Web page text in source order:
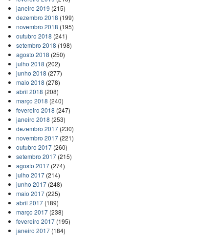
janeiro 2019 (215)
dezembro 2018 (199)
novembro 2018 (195)
outubro 2018 (241)
setembro 2018 (198)
agosto 2018 (250)
julho 2018 (202)
junho 2018 (277)
maio 2018 (278)
abril 2018 (208)
março 2018 (240)
fevereiro 2018 (247)
janeiro 2018 (253)
dezembro 2017(230)
novembro 2017(221)
outubro 2017(260)
setembro 2017(215)
agosto 2017(274)
julho 2017(214)
junho 2017(248)
maio 2017(225)
abril 2017(189)
março 2017(238)
fevereiro 2017(195)
janeiro 2017(184)